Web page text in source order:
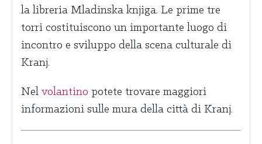
la libreria Mladinska knjiga. Le prime tre
torri costituiscono un importante luogo di
incontro e sviluppo della scena culturale di
Kranj.
Nel volantino potete trovare maggiori
informazioni sulle mura della città di Kranj.